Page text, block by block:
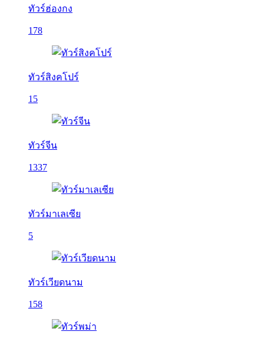
ทัวร์ฮ่องกง
178
ทัวร์สิงคโปร์
15
ทัวร์จีน
1337
ทัวร์มาเลเซีย
5
ทัวร์เวียดนาม
158